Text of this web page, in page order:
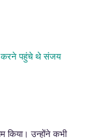
किया। उन्होंने कभी